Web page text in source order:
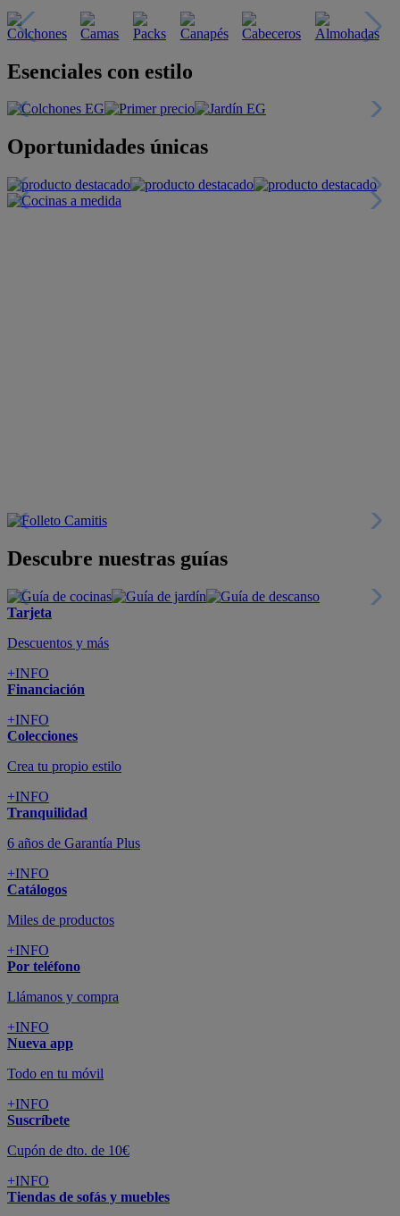
Esenciales con estilo
Oportunidades únicas
Descubre nuestras guías
Tarjeta
Descuentos y más
+INFO
Financiación
+INFO
Colecciones
Crea tu propio estilo
+INFO
Tranquilidad
6 años de Garantía Plus
+INFO
Catálogos
Miles de productos
+INFO
Por teléfono
Llámanos y compra
+INFO
Nueva app
Todo en tu móvil
+INFO
Suscríbete
Cupón de dto. de 10€
+INFO
Tiendas de sofás y muebles